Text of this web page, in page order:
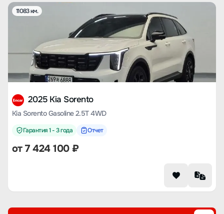
11083 км.
2025 Kia Sorento
Kia Sorento Gasoline 2.5T 4WD
Гарантия 1 - 3 года Отчет
от7 424 100₽